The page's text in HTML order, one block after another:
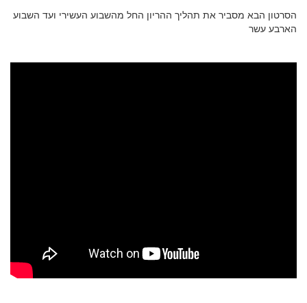
הסרטון הבא מסביר את תהליך ההריון החל מהשבוע העשירי ועד השבוע
הארבע עשר